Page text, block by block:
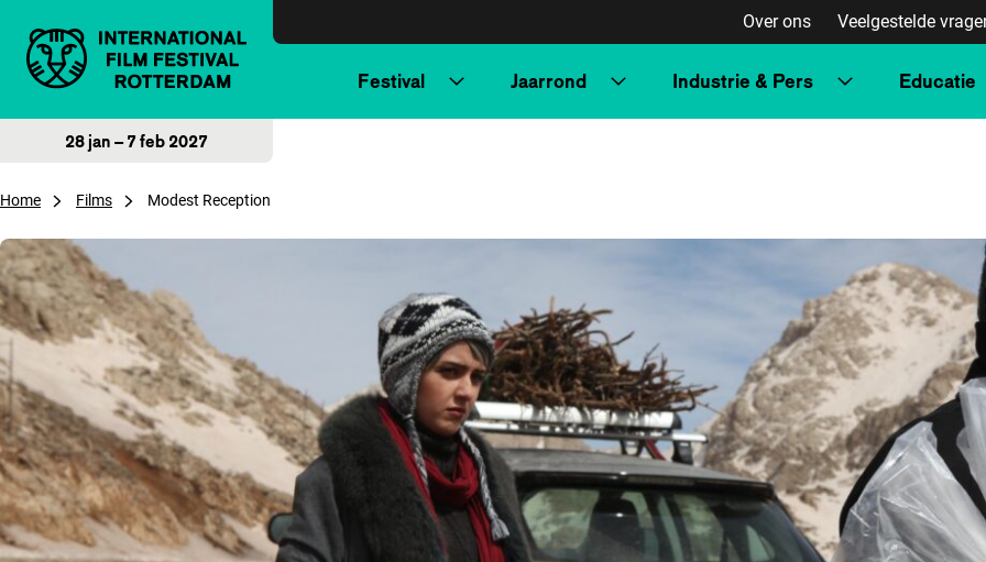
Over ons Veelgestelde
Festival Jaarrond Industrie & Pers Educatie
28 jan – 7 feb 2027
Home Films Modest Reception